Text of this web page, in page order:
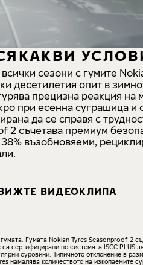
сезони с гумите
десетилетия опит в
прецизна реакция на
при есенна суграшица и
да се справя с
2 съчетава премиум
възобновяеми,
ВИДЕОКЛИПА
Гумата Nokian Tyres Seasonproof 2
сертифицирани по системата ISCC PLUS
суровини. Типичното отклонение в
намалява количеството на изкопаемите